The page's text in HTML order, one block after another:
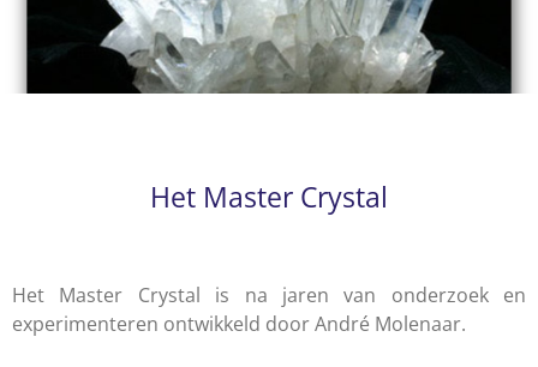
Het Master Crystal
Het Master Crystal is na jaren van onderzoek en
experimenteren ontwikkeld door André Molenaar.